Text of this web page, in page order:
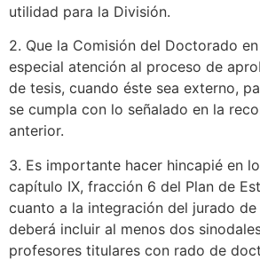
utilidad para la División.
2. Que la Comisión del Doctorado
especial atención al proceso de
de tesis, cuando éste sea externo,
se cumpla con lo señalado en la
anterior.
3. Es importante hacer hincapié en
capítulo IX, fracción 6 del Plan de
cuanto a la integración del jurado de
deberá incluir al menos dos
profesores titulares con rado de